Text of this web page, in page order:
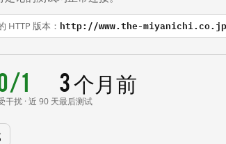
HTTP 版本： http://www.the-miyanichi.co.jp
1
干扰 · 近 90 天
3 个月前
最后测试